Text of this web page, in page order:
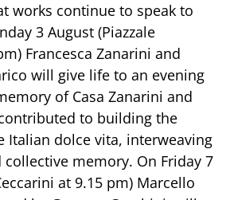
works continue to speak to
3 August (Piazzale
Francesca Zanarini and
will give life to an evening
of Casa Zanarini and
to building the
Italian dolce vita, interweaving
memory. On Friday 7
at 9.15 pm) Marcello